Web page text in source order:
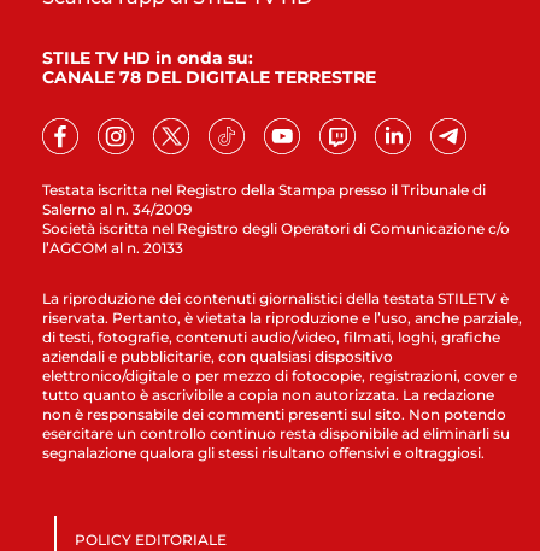
Testata iscritta nel Registro della Stampa presso il Tribunale di
Salerno al n. 34/2009
Società iscritta nel Registro degli Operatori di Comunicazione c/o
l’AGCOM al n. 20133
STILE TV HD in onda su:
CANALE 78 DEL DIGITALE TERRESTRE
La riproduzione dei contenuti giornalistici della testata STILETV è
riservata. Pertanto, è vietata la riproduzione e l’uso, anche parziale,
di testi, fotografie, contenuti audio/video, filmati, loghi, grafiche
aziendali e pubblicitarie, con qualsiasi dispositivo
elettronico/digitale o per mezzo di fotocopie, registrazioni, cover e
tutto quanto è ascrivibile a copia non autorizzata. La redazione
non è responsabile dei commenti presenti sul sito. Non potendo
esercitare un controllo continuo resta disponibile ad eliminarli su
segnalazione qualora gli stessi risultano offensivi e oltraggiosi.
POLICY EDITORIALE